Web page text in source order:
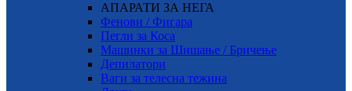
АПАРАТИ ЗА НЕГА
Фенови / Фигара
Пегли за Коса
Машинки за Шишање / Бричење
Депилатори
Ваги за телесна тежина